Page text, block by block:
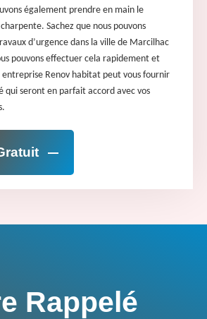
également prendre en main le
Sachez que nous pouvons
d’urgence dans la ville de Marcilhac
pouvons effectuer cela rapidement et
Renov habitat peut vous fournir
qui seront en parfait accord avec vos
Rappelé